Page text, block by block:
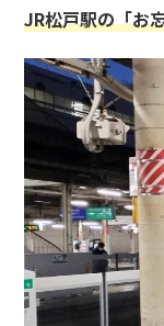
JR松戸駅の「お